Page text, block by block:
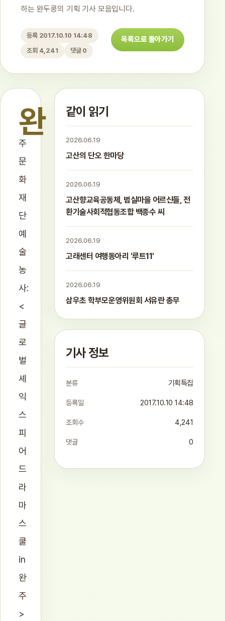
하는 완두콩의 기획 기사 모음입니다.
등록 2017.10.10 14:48
조회 4,241
댓글 0
목록으로 돌아가기
완
주
문
화
재
단
예
술
농
사:
<
글
로
벌
셰
익
스
피
어
드
라
마
스
쿨
in
완
주
>
같이 읽기
2026.06.19
고산의 단오 한마당
2026.06.19
고산향교육공동체, 범실마을 어르신들, 전
환기술사회적협동조합 백종수 씨
2026.06.19
고래센터 여행동아리 '루트11'
2026.06.19
삼우초 학부모운영위원회 서유란 총무
기사 정보
분류 기획특집
등록일 2017.10.10 14:48
조회수 4,241
댓글 0